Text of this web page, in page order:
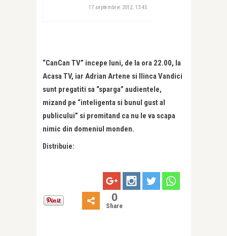
17 septembrie 2012, 13:45
“CanCan TV” incepe luni, de la ora 22.00, la
Acasa TV, iar Adrian Artene si Ilinca Vandici
sunt pregatiti sa “sparga” audientele,
mizand pe “inteligenta si bunul gust al
publicului” si promitand ca nu le va scapa
nimic din domeniul monden.
Distribuie:
0
Share